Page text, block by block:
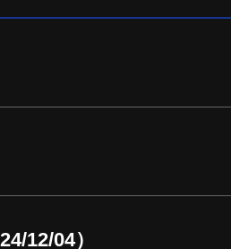
12/04）